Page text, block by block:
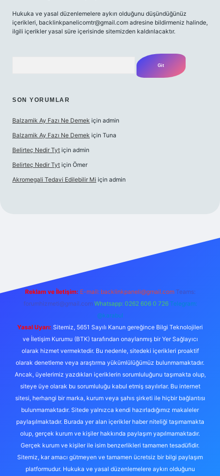
Hukuka ve yasal düzenlemelere aykırı olduğunu düşündüğünüz
içerikleri, backlinkpanelicomtr@gmail.com adresine bildirmeniz halinde,
ilgili içerikler yasal süre içerisinde sitemizden kaldırılacaktır.
SON YORUMLAR
Balzamik Ay Fazı Ne Demek için admin
Balzamik Ay Fazı Ne Demek için Tuna
Belirteç Nedir Tyt için admin
Belirteç Nedir Tyt için Ömer
Akromegali Tedavi Edilebilir Mi için admin
Reklam ve İletişim: E-mail: backlinkpaneli@gmail.com Teams:
forumhizmeti@gmail.com Whatsapp: 0262 606 0 726 Telegram:
@karabul
Yasal Uyarı: Sitemiz, 5651 Sayılı Kanun gereğince Bilgi Teknolojileri
ve İletişim Kurumu (BTK) tarafından onaylanmış bir Yer Sağlayıcı
olarak hizmet vermektedir. Bu nedenle, sitedeki içerikleri proaktif
olarak denetleme veya araştırma yükümlülüğümüz bulunmamaktadır.
Ancak, üyelerimiz yazdıkları içeriklerin sorumluluğunu taşımakta olup,
siteye üye olarak bu sorumluluğu kabul etmiş sayılırlar. Bu internet
sitesi, herhangi bir marka, kurum veya şahıs şirketi ile hiçbir bağlantısı
bulunmamaktadır. Sitede yalnızca kendi hazırladığımız makaleler
paylaşılmaktadır. Burada yer alan içerikler haber niteliği taşımamakta
olup, gerçek kurum ve kişiler hakkında paylaşım yapılmamaktadır.
Gerçek kurum ve kişiler ile isim benzerlikleri tamamen tesadüfidir.
Sitemiz, kar amacı gütmeyen ve tamamen ücretsiz bir bilgi paylaşım
platformudur. Hukuka ve yasal düzenlemelere aykırı olduğunu